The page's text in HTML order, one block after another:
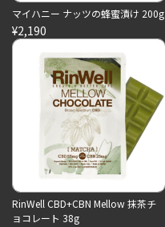
マイハニー ナッツの蜂蜜漬け 200g
¥2,190
RinWell CBD+CBN Mellow 抹茶チ
ョコレート 38g